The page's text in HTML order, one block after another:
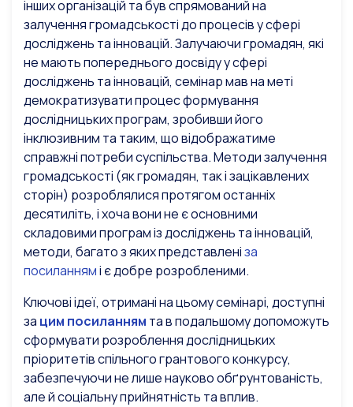
інших організацій та був спрямований на
залучення громадськості до процесів у сфері
досліджень та інновацій. Залучаючи громадян, які
не мають попереднього досвіду у сфері
досліджень та інновацій, семінар мав на меті
демократизувати процес формування
дослідницьких програм, зробивши його
інклюзивним та таким, що відображатиме
справжні потреби суспільства. Методи залучення
громадськості (як громадян, так і зацікавлених
сторін) розроблялися протягом останніх
десятиліть, і хоча вони не є основними
складовими програм із досліджень та інновацій,
методи, багато з яких представленіза
посиланнямі є добре розробленими.
Ключові ідеї, отримані на цьому семінарі, доступні
за цим посиланням та в подальшому допоможуть
сформувати розроблення дослідницьких
пріоритетів спільного грантового конкурсу,
забезпечуючи не лише науково обґрунтованість,
але й соціальну прийнятність та вплив.